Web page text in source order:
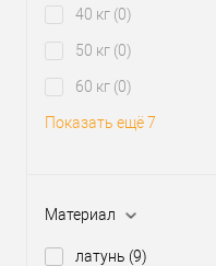
40 кг (0)
50 кг (0)
60 кг (0)
Показать ещё 7
Материал
латунь (9)